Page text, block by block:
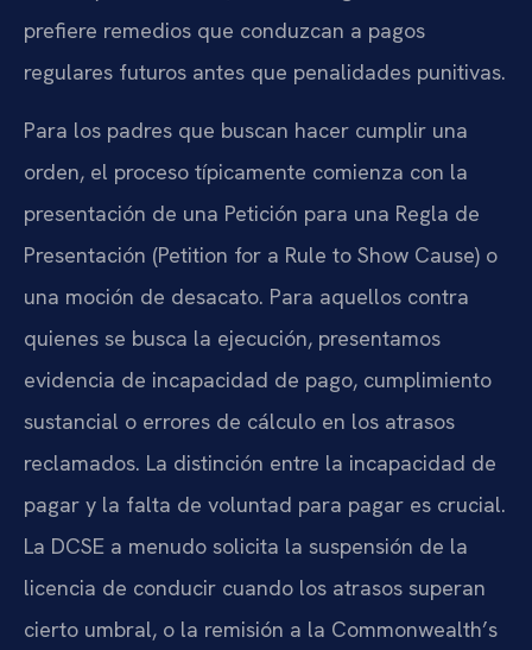
prefiere remedios que conduzcan a pagos
regulares futuros antes que penalidades punitivas.
Para los padres que buscan hacer cumplir una
orden, el proceso típicamente comienza con la
presentación de una Petición para una Regla de
Presentación (Petition for a Rule to Show Cause) o
una moción de desacato. Para aquellos contra
quienes se busca la ejecución, presentamos
evidencia de incapacidad de pago, cumplimiento
sustancial o errores de cálculo en los atrasos
reclamados. La distinción entre la incapacidad de
pagar y la falta de voluntad para pagar es crucial.
La DCSE a menudo solicita la suspensión de la
licencia de conducir cuando los atrasos superan
cierto umbral, o la remisión a la Commonwealth’s